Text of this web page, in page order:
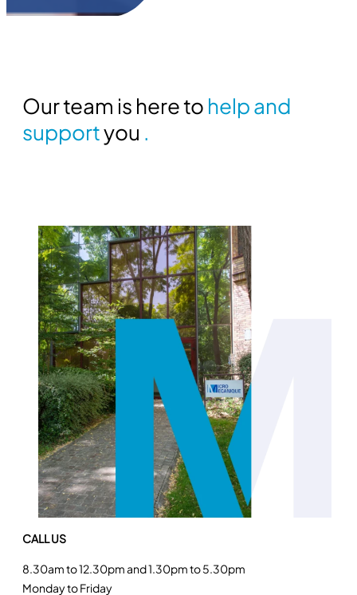
Our team is here to help and
supportyou .
CALL US
8.30am to 12.30pm and 1.30pm to 5.30pm
Monday to Friday